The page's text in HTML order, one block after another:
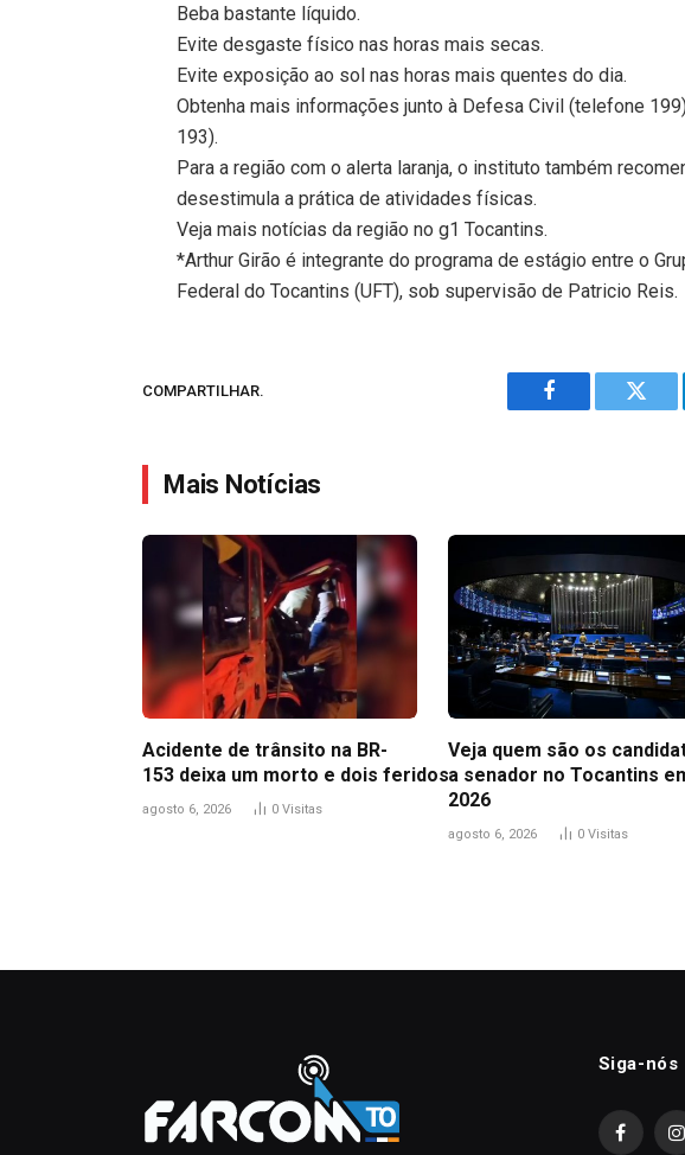
Beba bastante líquido.
Evite desgaste físico nas horas mais secas.
Evite exposição ao sol nas horas mais quentes do dia.
Obtenha mais informações junto à Defesa Civil (telefone
193).
Para a região com o alerta laranja, o instituto também
desestimula a prática de atividades físicas.
Veja mais notícias da região no g1 Tocantins.
*Arthur Girão é integrante do programa de estágio entre o
Federal do Tocantins (UFT), sob supervisão de Patricio Reis.
COMPARTILHAR.
Facebook
Mais Notícias
Acidente de trânsito na BR-
153 deixa um morto e dois feridos
agosto 6, 2026 0 Visitas
Veja quem são os
a senador no Tocantins
2026
agosto 6, 2026 0 Visitas
Siga-nós
Facebook